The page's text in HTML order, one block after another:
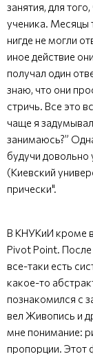
занятия, для
ученика. Месяцы
нигде не могли
иное действие
получал один
знаю, что они
стричь. Все это
чаще я
занимаюсь?”
будучи
(Киевский
прически".
В КНУКиИ кроме
Pivot Point. После
все-таки есть
какое-то
познакомился с
вел Живопись и
мне понимание:
пропорции. Этот